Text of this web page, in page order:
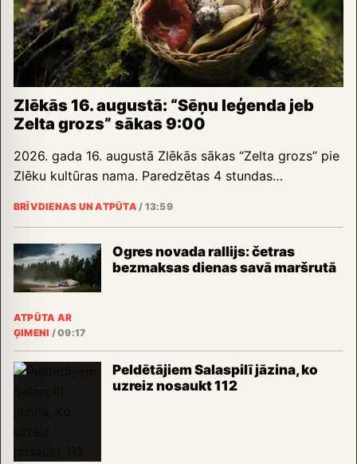
Zlēkās 16. augustā: “Sēņu leģenda jeb
Zelta grozs” sākas 9:00
2026. gada 16. augustā Zlēkās sākas “Zelta grozs” pie
Zlēku kultūras nama. Paredzētas 4 stundas…
BRĪVDIENAS UN ATPŪTA / 13:59
Ogres novada rallijs: četras
bezmaksas dienas savā maršrutā
ATPŪTA AR
ĢIMENI /09:17
Peldētājiem Salaspilī jāzina, ko
uzreiz nosaukt 112